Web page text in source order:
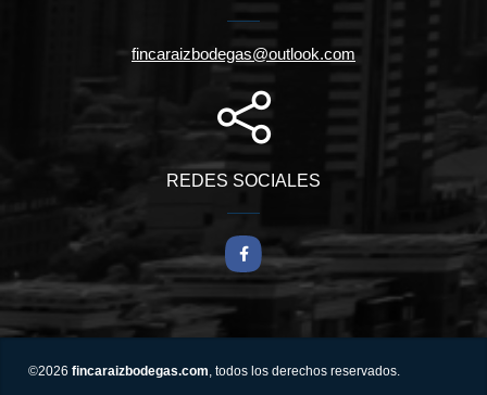
fincaraizbodegas@outlook.com
REDES SOCIALES
Facebook
©2026 fincaraizbodegas.com, todos los derechos reservados.